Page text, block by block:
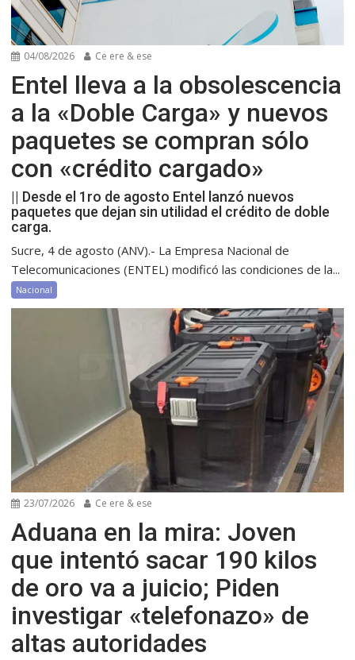
04/08/2026 Ce ere & ese
Entel lleva a la obsolescencia
a la «Doble Carga» y nuevos
paquetes se compran sólo
con «crédito cargado»
|| Desde el 1ro de agosto Entel lanzó nuevos
paquetes que dejan sin utilidad el crédito de doble
carga.
Sucre, 4 de agosto (ANV).- La Empresa Nacional de
Telecomunicaciones (ENTEL) modificó las condiciones de la...
Nacional
23/07/2026 Ce ere & ese
Aduana en la mira: Joven
que intentó sacar 190 kilos
de oro va a juicio; Piden
investigar «telefonazo» de
altas autoridades